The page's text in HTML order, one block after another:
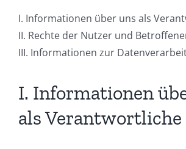
I. Informationen über uns als
II. Rechte der Nutzer und
III. Informationen zur
I. Informationen
als Verantwortliche